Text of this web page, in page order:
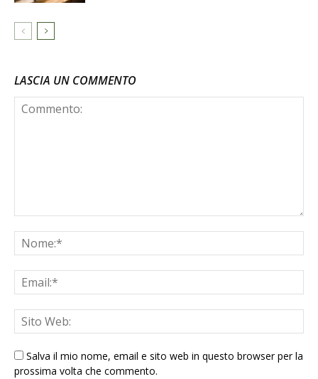
LASCIA UN COMMENTO
Salva il mio nome, email e sito web in questo browser per la
prossima volta che commento.